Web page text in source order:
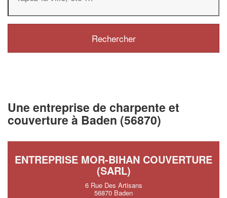
Une entreprise de charpente et
couverture à Baden (56870)
ENTREPRISE MOR-BIHAN COUVERTURE
(SARL)
6 Rue Des Artisans
56870 Baden
✕
Vous êtes un
marges tout en
nouveaux clients
En savoir